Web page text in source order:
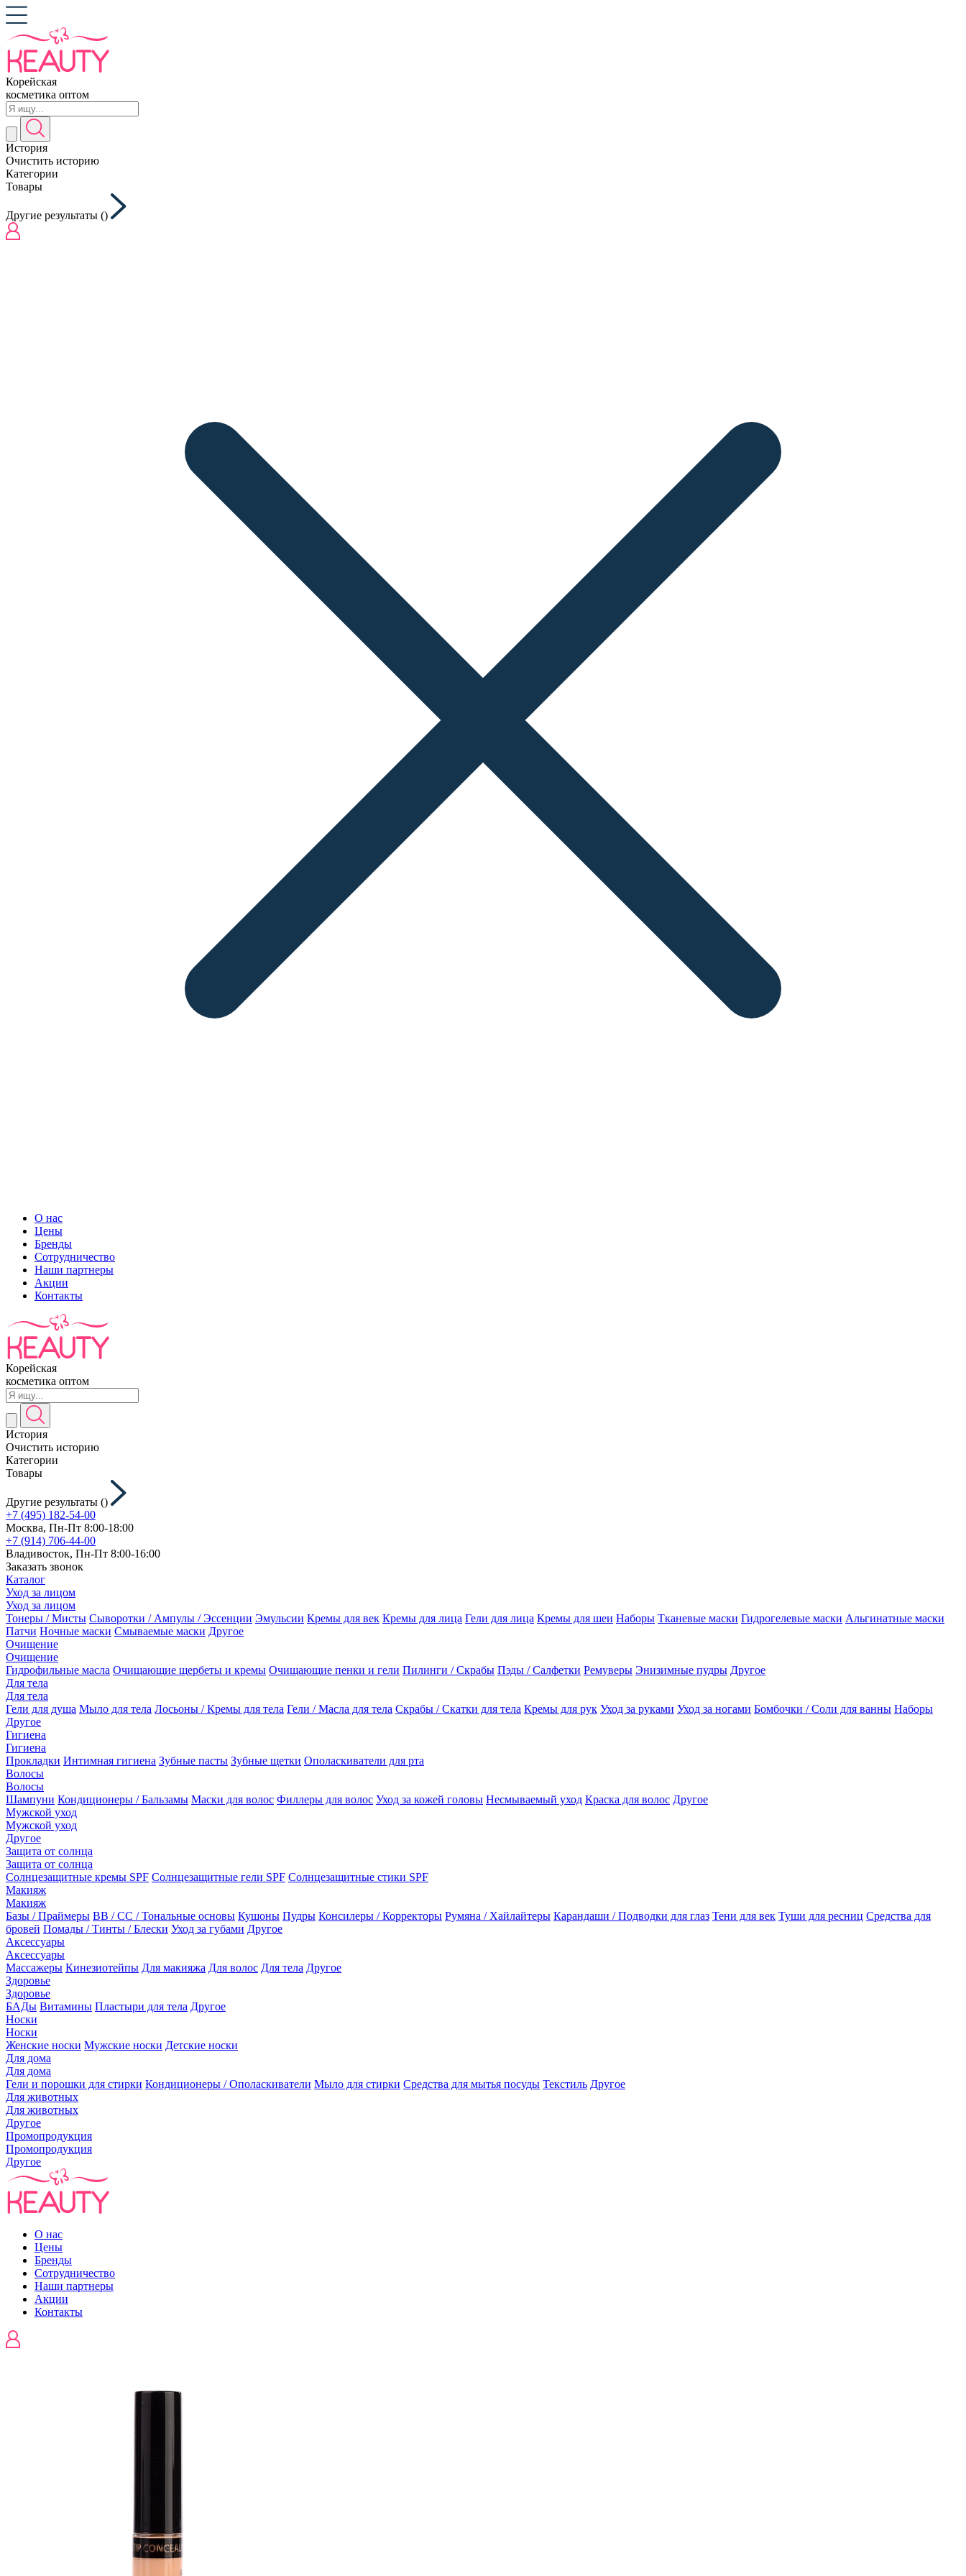
Корейская
косметика оптом
История
Очистить историю
Категории
Товары
Другие результаты ()
О нас
Цены
Бренды
Сотрудничество
Наши партнеры
Акции
Контакты
Корейская
косметика оптом
История
Очистить историю
Категории
Товары
Другие результаты ()
+7 (495) 182-54-00
Москва, Пн-Пт 8:00-18:00
+7 (914) 706-44-00
Владивосток, Пн-Пт 8:00-16:00
Заказать звонок
Каталог
Уход за лицом
Уход за лицом
Тонеры / Мисты Сыворотки / Ампулы / Эссенции Эмульсии Кремы для век Кремы для лица Гели для лица Кремы для шеи Наборы Тканевые маски Гидрогелевые маски Альгинатные маски
Патчи Ночные маски Смываемые маски Другое
Очищение
Очищение
Гидрофильные масла Очищающие щербеты и кремы Очищающие пенки и гели Пилинги / Скрабы Пэды / Салфетки Ремуверы Энизимные пудры Другое
Для тела
Для тела
Гели для душа Мыло для тела Лосьоны / Кремы для тела Гели / Масла для тела Скрабы / Скатки для тела Кремы для рук Уход за руками Уход за ногами Бомбочки / Соли для ванны Наборы
Другое
Гигиена
Гигиена
Прокладки Интимная гигиена Зубные пасты Зубные щетки Ополаскиватели для рта
Волосы
Волосы
Шампуни Кондиционеры / Бальзамы Маски для волос Филлеры для волос Уход за кожей головы Несмываемый уход Краска для волос Другое
Мужской уход
Мужской уход
Другое
Защита от солнца
Защита от солнца
Солнцезащитные кремы SPF Солнцезащитные гели SPF Солнцезащитные стики SPF
Макияж
Макияж
Базы / Праймеры BB / CC / Тональные основы Кушоны Пудры Консилеры / Корректоры Румяна / Хайлайтеры Карандаши / Подводки для глаз Тени для век Туши для ресниц Средства для
бровей Помады / Тинты / Блески Уход за губами Другое
Аксессуары
Аксессуары
Массажеры Кинезиотейпы Для макияжа Для волос Для тела Другое
Здоровье
Здоровье
БАДы Витамины Пластыри для тела Другое
Носки
Носки
Женские носки Мужские носки Детские носки
Для дома
Для дома
Гели и порошки для стирки Кондиционеры / Ополаскиватели Мыло для стирки Средства для мытья посуды Текстиль Другое
Для животных
Для животных
Другое
Промопродукция
Промопродукция
Другое
О нас
Цены
Бренды
Сотрудничество
Наши партнеры
Акции
Контакты